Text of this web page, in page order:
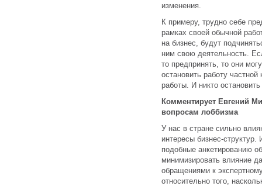
изменения.
К примеру, трудно себе
рамках своей обычной
на бизнес, будут
ним свою деятельность.
то предпринять, то они
остановить работу
работы. И никто
Комментирует Евгений
вопросам лоббизма
У нас в стране сильно
интересы бизнес-
подобные анкетированию
минимизировать влияние
обращениями к
относительно того,